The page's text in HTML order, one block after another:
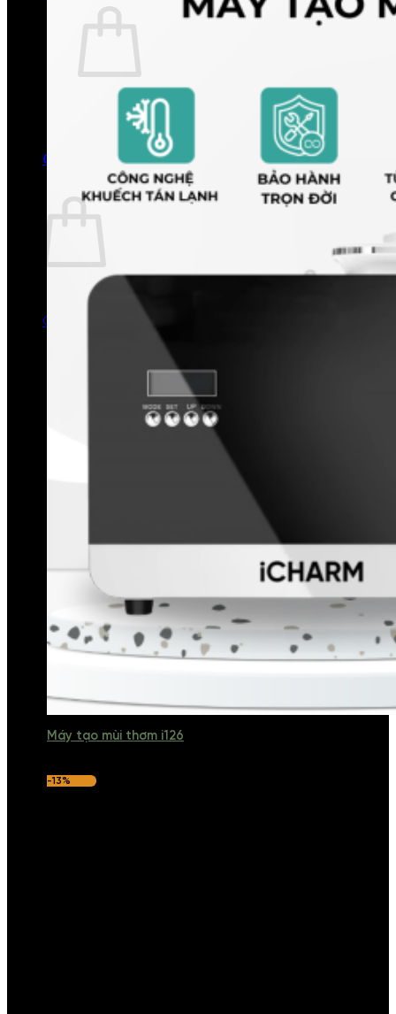
Chưa có sản phẩm trong giỏ hàng.
Quay trở lại cửa hàng
0
Giỏ hàng
Chưa có sản phẩm trong giỏ hàng.
Quay trở lại cửa hàng
Máy tạo mùi thơm i126
-13%